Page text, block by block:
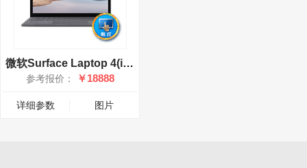
微软Surface Laptop 4(i7 1185G7/32GB/1TB/15英寸)
参考报价： ￥18888
详细参数 图片